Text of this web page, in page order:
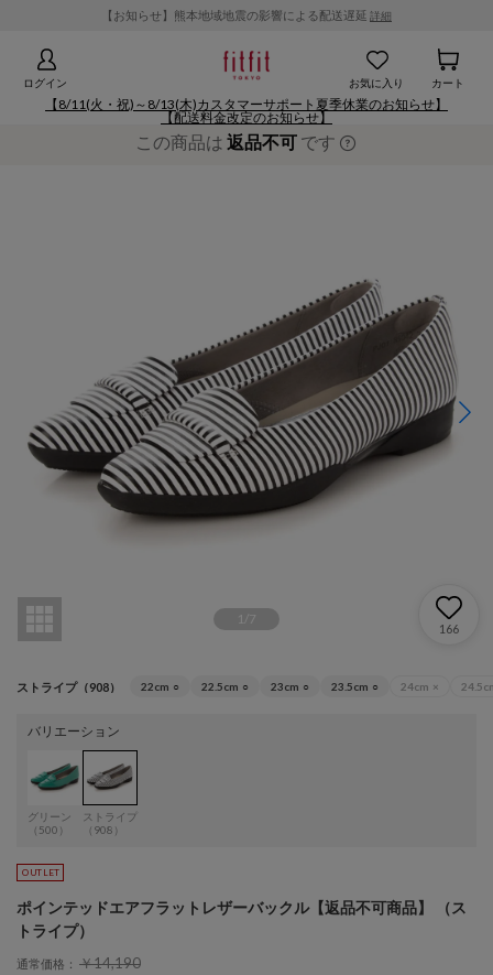
【お知らせ】熊本地域地震の影響による配送遅延 詳細
ログイン お気に入り カート
【8/11(火・祝)～8/13(木)カスタマーサポート夏季休業のお知らせ】
【配送料金改定のお知らせ】
この商品は 返品不可 です
1 7
166
ストライプ（908） 22cm ○ 22.5cm ○ 23cm ○ 23.5cm ○ 24cm ×
バリエーション
グリーン
（500）
ストライプ
（908）
ポインテッドエアフラットレザーバックル【返品不可商品】 （ス
トライプ）
通常価格： ￥14,190